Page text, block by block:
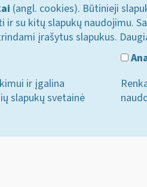
(angl. cookies). Būtinieji
su kitų slapukų naudojimu.
įrašytus slapukus.
ir įgalina
slapukų svetainė